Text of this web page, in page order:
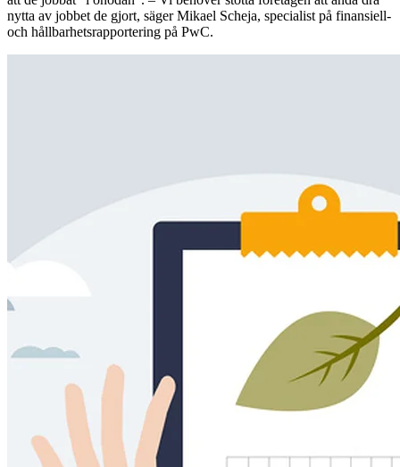
nytta av jobbet de gjort, säger Mikael Scheja, specialist på finansiell-
och hållbarhetsrapportering på PwC.